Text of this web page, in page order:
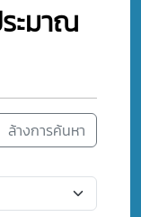
ะมาณ
ล้างการค้นหา